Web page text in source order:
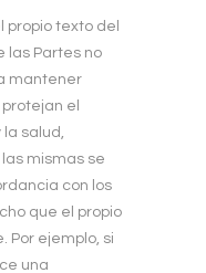
propio texto del
las Partes no
mantener
el
salud,
mismas se
con los
que el propio
Por ejemplo, si
una